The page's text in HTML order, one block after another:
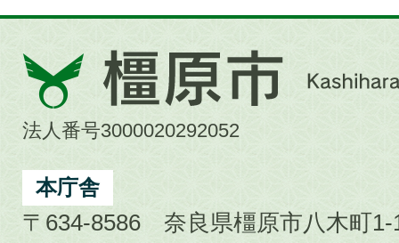
橿
原
市
City
法人番号3000020292052
本庁舎
〒634-8586 奈良県橿原市八木町1-